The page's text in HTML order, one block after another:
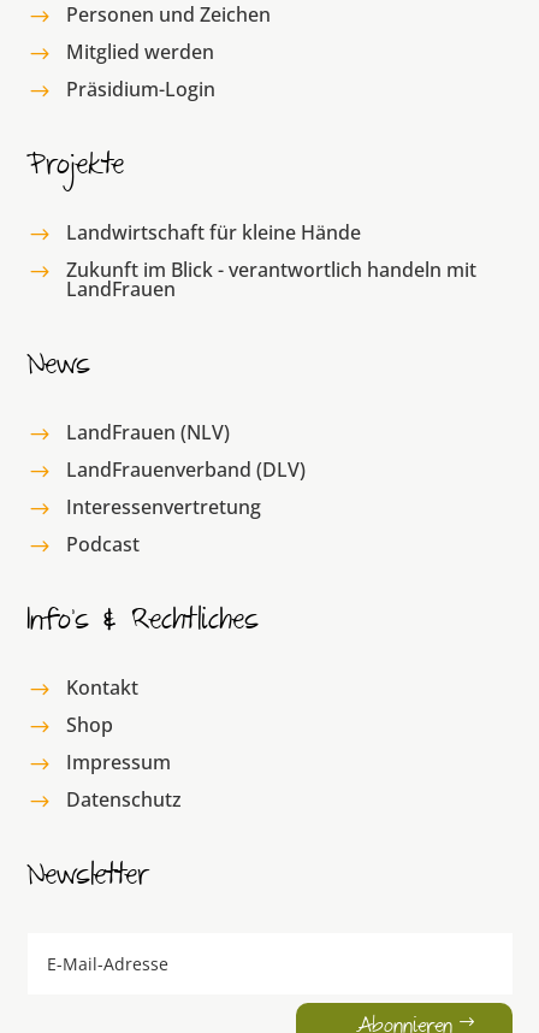
$ Personen und Zeichen
$ Mitglied werden
$ Präsidium-Login
Projekte
$ Landwirtschaft für kleine Hände
$ Zukunft im Blick - verantwortlich handeln mit
LandFrauen
News
$ LandFrauen (NLV)
$ LandFrauenverband (DLV)
$ Interessenvertretung
$ Podcast
Info’s & Rechtliches
$ Kontakt
$ Shop
$ Impressum
$ Datenschutz
Newsletter